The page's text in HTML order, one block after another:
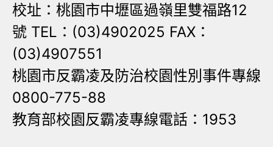
校址：桃園市中壢區過嶺里雙福路12
號 TEL：(03)4902025 FAX：
(03)4907551
桃園市反霸凌及防治校園性別事件專線
0800-775-88
教育部校園反霸凌專線電話：1953